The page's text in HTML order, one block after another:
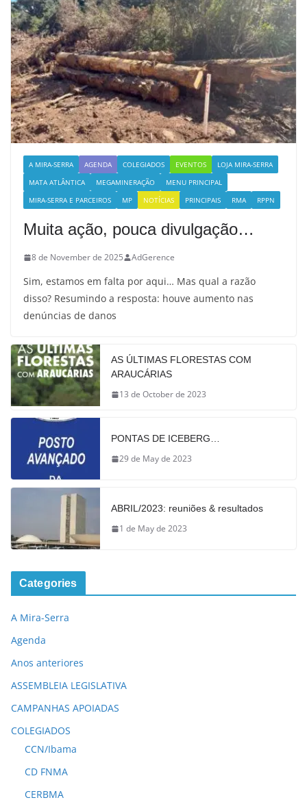
A MIRA-SERRA AGENDA COLEGIADOS EVENTOS
LOJA MIRA-SERRA
MATA ATLÂNTICA
MEGAMINERAÇÃO
MENU PRINCIPAL
MIRA-SERRA E PARCEIROS
MP NOTÍCIAS PRINCIPAIS RMA RPPN
Muita ação, pouca divulgação…
8 de November de 2025 AdGerence
Sim, estamos em falta por aqui… Mas qual a razão
disso? Resumindo a resposta: houve aumento nas
denúncias de danos
AS ÚLTIMAS FLORESTAS COM
ARAUCÁRIAS
13 de October de 2023
PONTAS DE ICEBERG…
29 de May de 2023
ABRIL/2023: reuniões & resultados
1 de May de 2023
Categories
A Mira-Serra
Agenda
Anos anteriores
ASSEMBLEIA LEGISLATIVA
CAMPANHAS APOIADAS
COLEGIADOS
CCN/Ibama
CD FNMA
CERBMA